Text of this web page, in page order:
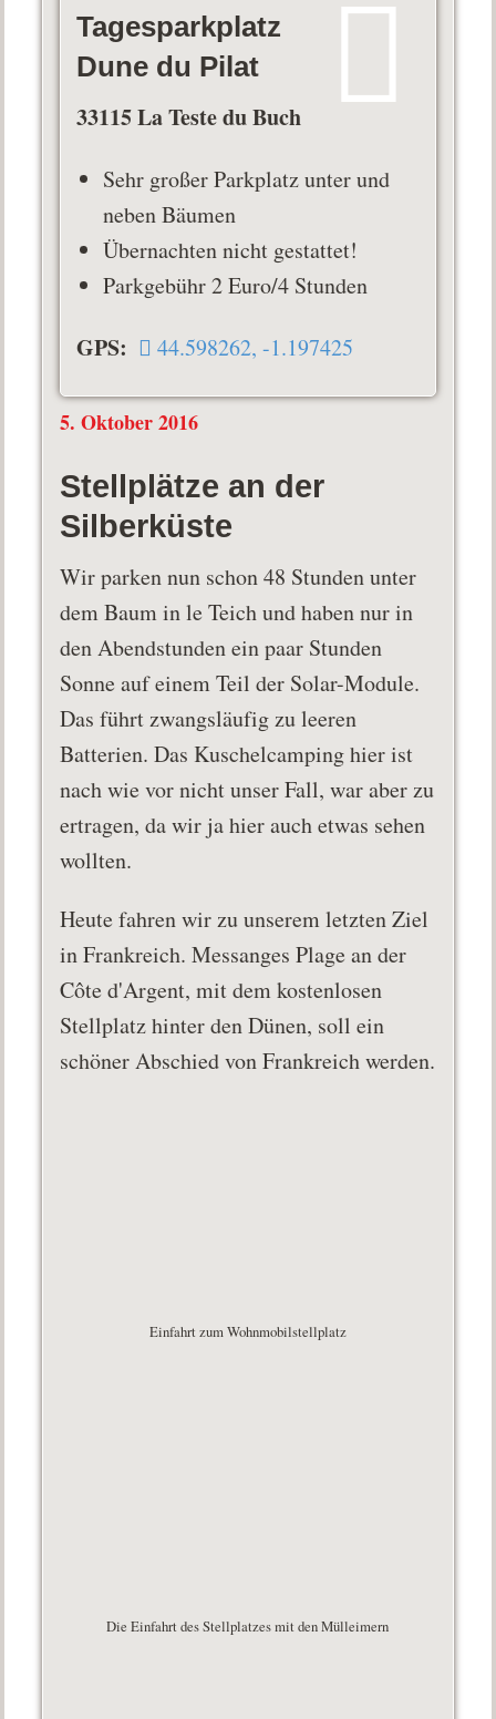
Tagesparkplatz
Dune du Pilat
33115 La Teste du Buch
Sehr großer Parkplatz unter und
neben Bäumen
Übernachten nicht gestattet!
Parkgebühr 2 Euro/4 Stunden
GPS: 44.598262, -1.197425
5. Oktober 2016
Stellplätze an der
Silberküste
Wir parken nun schon 48 Stunden unter
dem Baum in le Teich und haben nur in
den Abendstunden ein paar Stunden
Sonne auf einem Teil der Solar-Module.
Das führt zwangsläufig zu leeren
Batterien. Das Kuschelcamping hier ist
nach wie vor nicht unser Fall, war aber zu
ertragen, da wir ja hier auch etwas sehen
wollten.
Heute fahren wir zu unserem letzten Ziel
in Frankreich. Messanges Plage an der
Côte d'Argent, mit dem kostenlosen
Stellplatz hinter den Dünen, soll ein
schöner Abschied von Frankreich werden.
Einfahrt zum Wohnmobilstellplatz
Die Einfahrt des Stellplatzes mit den Mülleimern